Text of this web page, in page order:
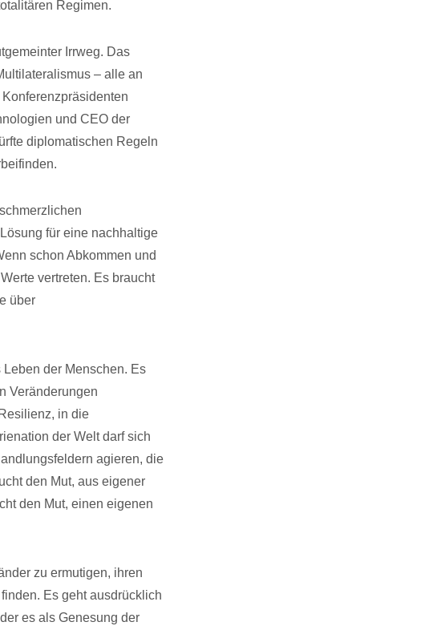
Regimen.
Irrweg. Das
– alle an
und CEO der
diplomatischen Regeln
für eine nachhaltige
schon Abkommen und
vertreten. Es braucht
über
der Menschen. Es
Veränderungen
in die
der Welt darf sich
agieren, die
den Mut, aus eigener
den Mut, einen eigenen
zu ermutigen, ihren
Es geht ausdrücklich
es als Genesung der